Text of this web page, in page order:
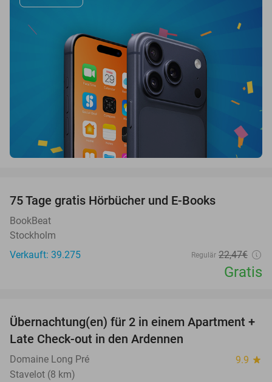
75 Tage gratis Hörbücher und E-Books
BookBeat
Stockholm
Verkauft: 39.275
Regulär 22,47€
Gratis
62%
Übernachtung(en) für 2 in einem Apartment +
Late Check-out in den Ardennen
Domaine Long Pré 9.9 star
Stavelot (8 km)